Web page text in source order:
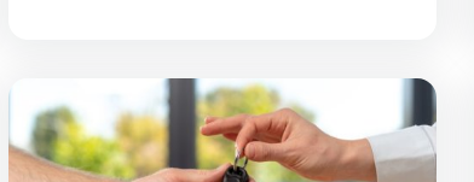
Les aides disponibles